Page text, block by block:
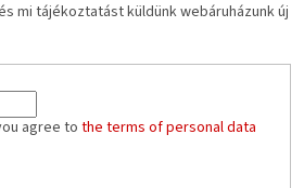
mi tájékoztatást küldünk webáruházunk új
agree to the terms of personal data